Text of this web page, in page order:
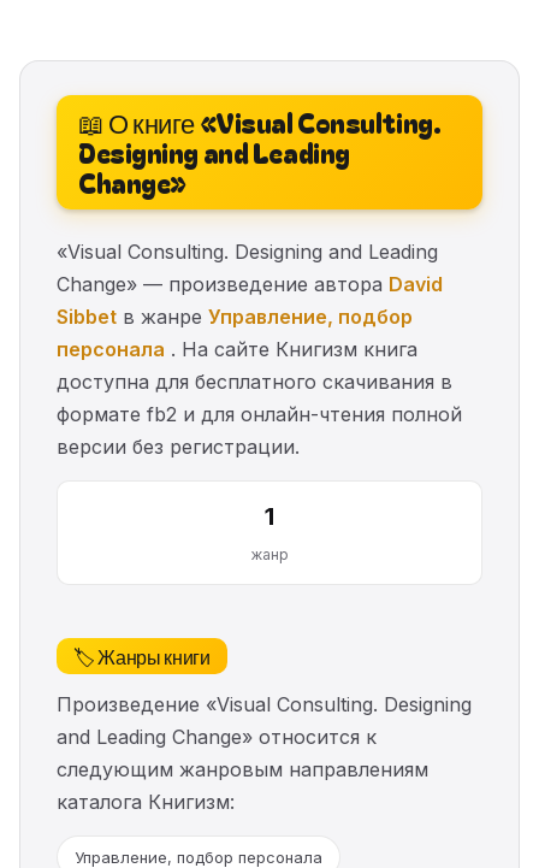
📖 О книге «Visual Consulting.
Designing and Leading
Change»
«Visual Consulting. Designing and Leading
Change» — произведение автора David
Sibbet в жанре Управление, подбор
персонала . На сайте Книгизм книга
доступна для бесплатного скачивания в
формате fb2 и для онлайн-чтения полной
версии без регистрации.
1
жанр
🏷️ Жанры книги
Произведение «Visual Consulting. Designing
and Leading Change» относится к
следующим жанровым направлениям
каталога Книгизм:
Управление, подбор персонала